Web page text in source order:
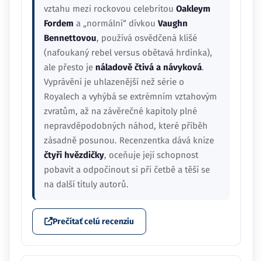
vztahu mezi rockovou celebritou Oakleym
Fordem a „normální“ dívkou Vaughn
Bennettovou, používá osvědčená klišé
(nafoukaný rebel versus obětavá hrdinka),
ale přesto je náladově čtivá a návyková.
Vyprávění je uhlazenější než série o
Royalech a vyhýbá se extrémním vztahovým
zvratům, až na závěrečné kapitoly plné
nepravděpodobných náhod, které příběh
zásadně posunou. Recenzentka dává knize
čtyři hvězdičky, oceňuje její schopnost
pobavit a odpočinout si při četbě a těší se
na další tituly autorů.
Prečítať celú recenziu